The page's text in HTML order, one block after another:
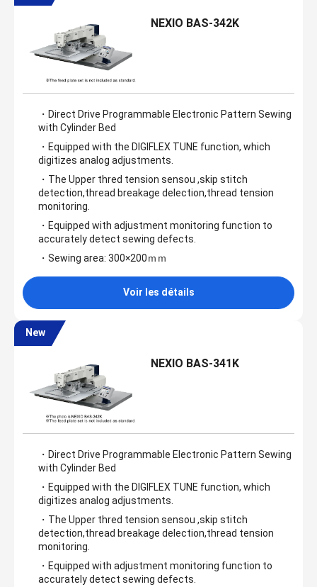
NEXIO BAS-342K
・Direct Drive Programmable Electronic Pattern Sewing
with Cylinder Bed
・Equipped with the DIGIFLEX TUNE function, which
digitizes analog adjustments.
・The Upper thred tension sensou ,skip stitch
detection,thread breakage delection,thread tension
monitoring.
・Equipped with adjustment monitoring function to
accurately detect sewing defects.
・Sewing area: 300×200ｍｍ
Voir les détails
New
NEXIO BAS-341K
・Direct Drive Programmable Electronic Pattern Sewing
with Cylinder Bed
・Equipped with the DIGIFLEX TUNE function, which
digitizes analog adjustments.
・The Upper thred tension sensou ,skip stitch
detection,thread breakage delection,thread tension
monitoring.
・Equipped with adjustment monitoring function to
accurately detect sewing defects.